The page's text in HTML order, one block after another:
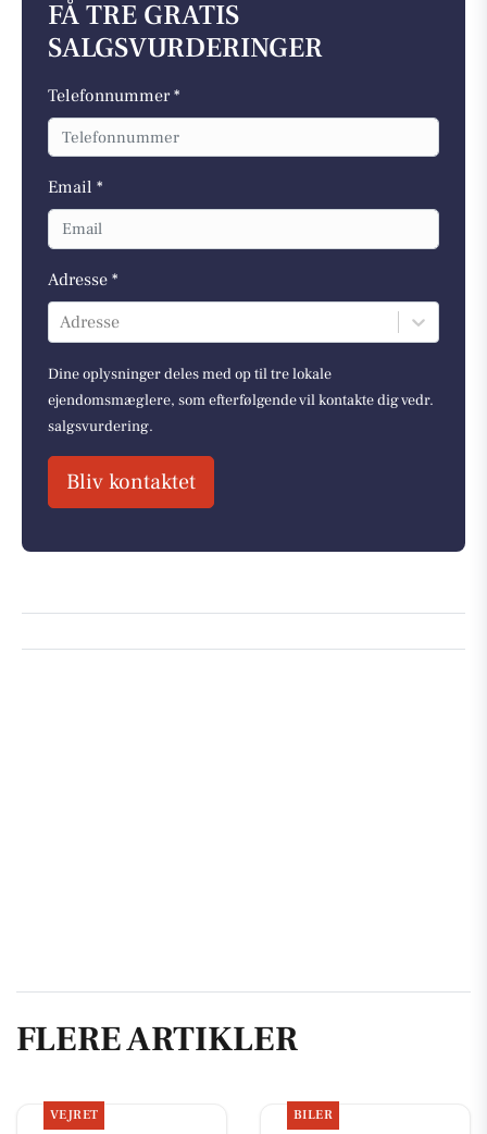
FÅ TRE GRATIS
SALGSVURDERINGER
Telefonnummer *
Email *
Adresse *
Adresse
Dine oplysninger deles med op til tre lokale
ejendomsmæglere, som efterfølgende vil kontakte dig vedr.
salgsvurdering.
Bliv kontaktet
FLERE ARTIKLER
VEJRET BILER